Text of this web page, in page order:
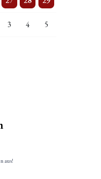
Veranstaltung
3
Einzelne Veranstaltung
4
Einzelne Veranstaltung
5
Einzelne Veranstaltung
aus!